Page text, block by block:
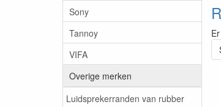
Sony
Tannoy
VIFA
Overige merken
Luidsprekerranden van rubber